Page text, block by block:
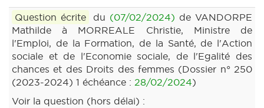
Question écrite du (07/02/2024) de VANDORPE
Mathilde à MORREALE Christie, Ministre de
l'Emploi, de la Formation, de la Santé, de l'Action
sociale et de l'Economie sociale, de l'Egalité des
chances et des Droits des femmes (Dossier n° 250
(2023-2024) 1 échéance : 28/02/2024)
Voir la question (hors délai) :